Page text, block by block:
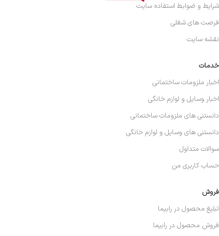
فروش
تبلیغ محصول در رابیما
فروش محصول در رابیما
خدمات
اخبار ملزومات ساختمانی
اخبار وسایل و لوازم خانگی
دانستنی های ملزومات ساختمانی
دانستنی های وسایل و لوازم خانگی
سوالات متداول
حساب کاربری من
شرایط و ضوابط استفاده سایت
فرصت های شغلی
نقشه سایت